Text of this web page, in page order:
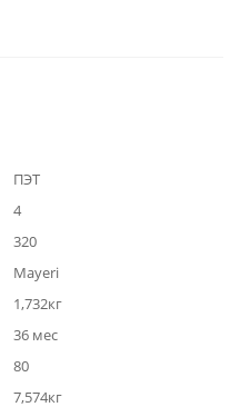
ПЭТ
4
320
Mayeri
1,732кг
36 мес
80
7,574кг